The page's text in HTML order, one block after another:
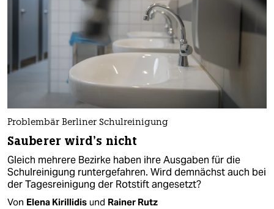
Problembär Berliner Schulreinigung
Sauberer wird’s nicht
Gleich mehrere Bezirke haben ihre Ausgaben für die
Schulreinigung runtergefahren. Wird demnächst auch bei
der Tagesreinigung der Rotstift angesetzt?
Von Elena Kirillidis und Rainer Rutz